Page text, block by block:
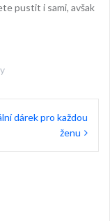
pustit i sami, avšak
dárek pro každou
ženu